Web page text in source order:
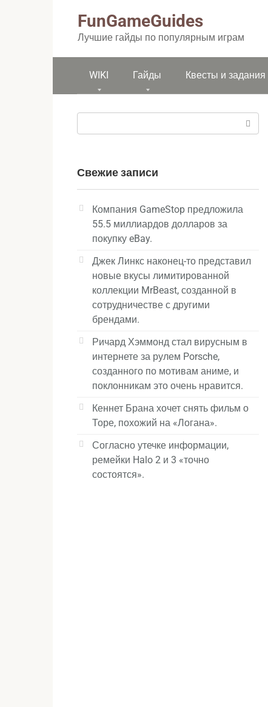
FunGameGuides
Лучшие гайды по популярным играм
WIKI Гайды Квесты и задания
Свежие записи
Компания GameStop предложила
55.5 миллиардов долларов за
покупку eBay.
Джек Линкс наконец-то представил
новые вкусы лимитированной
коллекции MrBeast, созданной в
сотрудничестве с другими
брендами.
Ричард Хэммонд стал вирусным в
интернете за рулем Porsche,
созданного по мотивам аниме, и
поклонникам это очень нравится.
Кеннет Брана хочет снять фильм о
Торе, похожий на «Логана».
Согласно утечке информации,
ремейки Halo 2 и 3 «точно
состоятся».